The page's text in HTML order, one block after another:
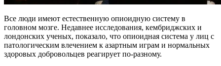
Все люди имеют естественную опиоидную систему в
головном мозге. Недавнее исследования, кембриджских и
лондонских ученых, показало, что опиоидная система у лиц с
патологическим влечением к азартным играм и нормальных
здоровых добровольцев реагирует по-разному.